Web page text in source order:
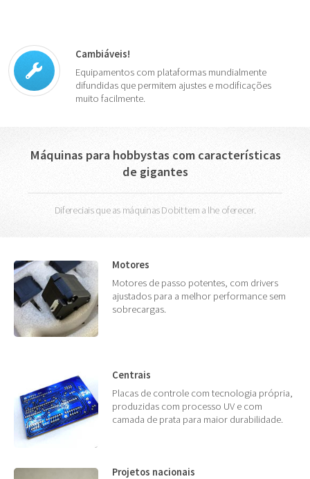
Cambiáveis!
Equipamentos com plataformas mundialmente
difundidas que permitem ajustes e modificações
muito facilmente.
Máquinas para hobbystas com características
de gigantes
Difereciais que as máquinas Dobit tem a lhe oferecer.
Motores
Motores de passo potentes, com drivers
ajustados para a melhor performance sem
sobrecargas.
Centrais
Placas de controle com tecnologia própria,
produzidas com processo UV e com
camada de prata para maior durabilidade.
Projetos nacionais